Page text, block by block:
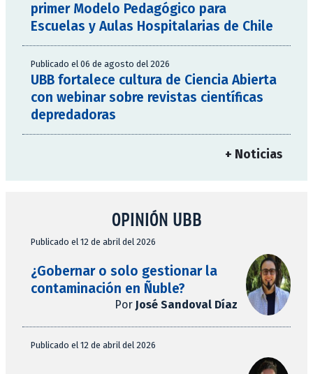
primer Modelo Pedagógico para
Escuelas y Aulas Hospitalarias de Chile
Publicado el 06 de agosto del 2026
UBB fortalece cultura de Ciencia Abierta
con webinar sobre revistas científicas
depredadoras
+ Noticias
OPINIÓN UBB
Publicado el 12 de abril del 2026
¿Gobernar o solo gestionar la
contaminación en Ñuble?
Por José Sandoval Díaz
Publicado el 12 de abril del 2026